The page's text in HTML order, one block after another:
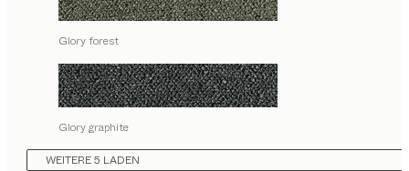
Glory forest
Glory graphite
WEITERE 5 LADEN